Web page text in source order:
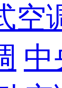
空
中